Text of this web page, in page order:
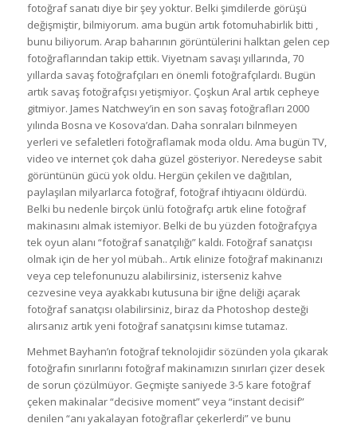
fotoğraf sanatı diye bir şey yoktur. Belki şimdilerde görüşü
değişmiştir, bilmiyorum. ama bugün artık fotomuhabirlik bitti ,
bunu biliyorum. Arap baharının görüntülerini halktan gelen cep
fotoğraflarından takip ettik. Viyetnam savaşı yıllarında, 70
yıllarda savaş fotoğrafçıları en önemli fotoğrafçılardı. Bugün
artık savaş fotoğrafçısı yetişmiyor. Çoşkun Aral artık cepheye
gitmiyor. James Natchwey’in en son savaş fotoğrafları 2000
yılında Bosna ve Kosova’dan. Daha sonraları bilnmeyen
yerleri ve sefaletleri fotoğraflamak moda oldu. Ama bugün TV,
video ve internet çok daha güzel gösteriyor. Neredeyse sabit
görüntünün gücü yok oldu. Hergün çekilen ve dağıtılan,
paylaşılan milyarlarca fotoğraf, fotoğraf ihtiyacını öldürdü.
Belki bu nedenle birçok ünlü fotoğrafçı artık eline fotoğraf
makinasını almak istemiyor. Belki de bu yüzden fotoğrafçıya
tek oyun alanı “fotoğraf sanatçılığı” kaldı. Fotoğraf sanatçısı
olmak için de her yol mübah.. Artık elinize fotoğraf makinanızı
veya cep telefonunuzu alabilirsiniz, isterseniz kahve
cezvesine veya ayakkabı kutusuna bir iğne deliği açarak
fotoğraf sanatçısı olabilirsiniz, biraz da Photoshop desteği
alırsanız artık yeni fotoğraf sanatçısını kimse tutamaz.
Mehmet Bayhan’ın fotoğraf teknolojidir sözünden yola çıkarak
fotoğrafın sınırlarını fotoğraf makinamızın sınırları çizer desek
de sorun çözülmüyor. Geçmişte saniyede 3-5 kare fotoğraf
çeken makinalar “decisive moment” veya “instant decisif”
denilen “anı yakalayan fotoğraflar çekerlerdi” ve bunu